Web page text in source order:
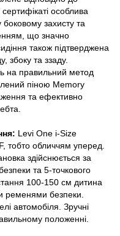
особлива
захисту та
що значно
також підтверджена
збоку та ззаду.
на правильний метод
піною Memory
та ефективно
Levi One i-Size
тобто обличчям уперед.
здійснюється за
та 5-точкового
100-150 см дитина
ременями безпеки.
автомобіля. Зручні
положенні.